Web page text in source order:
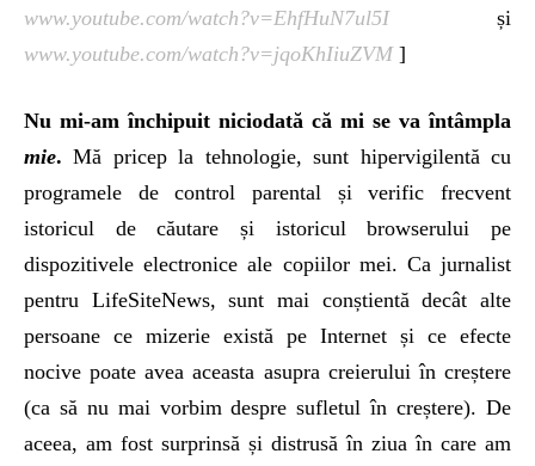
www.youtube.com/watch?v=EhfHuN7ul5Iși
www.youtube.com/watch?v=jqoKhIiuZVM]
Nu mi-am închipuit niciodată că mi se va întâmpla
mie.Mă pricep la tehnologie, sunt hipervigilentă cu
programele de control parental și verific frecvent
istoricul de căutare și istoricul browserului pe
dispozitivele electronice ale copiilor mei. Ca jurnalist
pentru LifeSiteNews, sunt mai conștientă decât alte
persoane ce mizerie există pe Internet și ce efecte
nocive poate avea aceasta asupra creierului în creștere
(ca să nu mai vorbim despre sufletul în creștere). De
aceea, am fost surprinsă și distrusă în ziua în care am